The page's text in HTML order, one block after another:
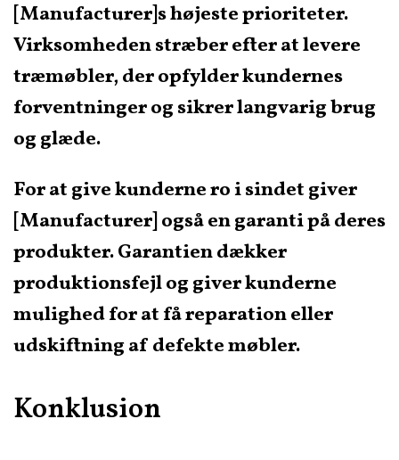
[Manufacturer]s højeste prioriteter.
Virksomheden stræber efter at levere
træmøbler, der opfylder kundernes
forventninger og sikrer langvarig brug
og glæde.
For at give kunderne ro i sindet giver
[Manufacturer] også en garanti på deres
produkter. Garantien dækker
produktionsfejl og giver kunderne
mulighed for at få reparation eller
udskiftning af defekte møbler.
Konklusion